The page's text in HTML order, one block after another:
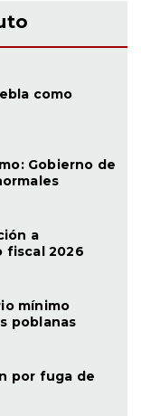
como
Gobierno de
a
fiscal 2026
mínimo
poblanas
por fuga de